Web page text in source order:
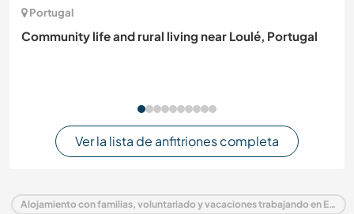
Portugal
Community life and rural living near Loulé, Portugal
Ver la lista de anfitriones completa
Alojamiento con familias, voluntariado y vacaciones trabajando en Egipto